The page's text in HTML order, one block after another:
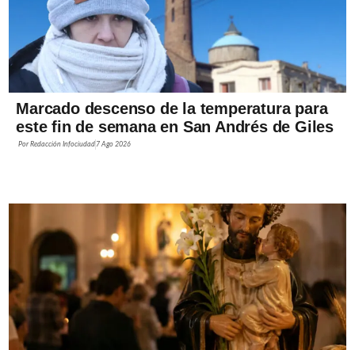
Marcado descenso de la temperatura para
este fin de semana en San Andrés de Giles
PorRedacción Infociudad 7 Ago 2026